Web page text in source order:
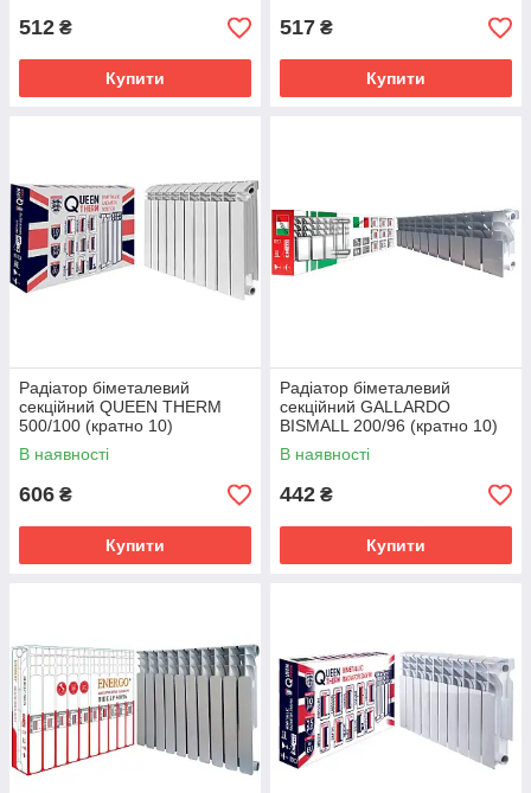
512 ₴
Купити
517 ₴
Купити
Радіатор біметалевий
секційний QUEEN THERM
500/100 (кратно 10)
В наявності
606 ₴
Купити
Радіатор біметалевий
секційний GALLARDO
BISMALL 200/96 (кратно 10)
В наявності
442 ₴
Купити